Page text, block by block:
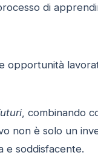
di
opportunità
, combinando
non è solo un
e soddisfacente.